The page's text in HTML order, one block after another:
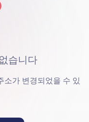
습니다
소가 변경되었을 수 있